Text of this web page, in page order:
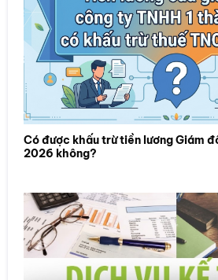
Có được khấu trừ tiền lương Giám
2026 không?